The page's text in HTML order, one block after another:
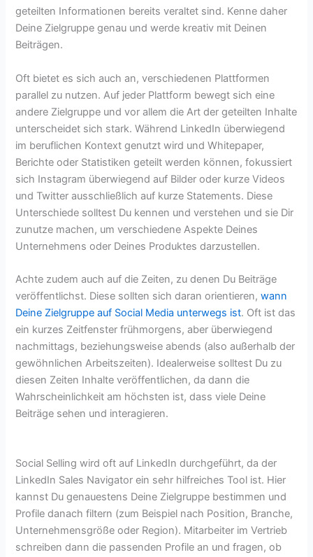
geteilten Informationen bereits veraltet sind. Kenne daher
Deine Zielgruppe genau und werde kreativ mit Deinen
Beiträgen.
Oft bietet es sich auch an, verschiedenen Plattformen
parallel zu nutzen. Auf jeder Plattform bewegt sich eine
andere Zielgruppe und vor allem die Art der geteilten Inhalte
unterscheidet sich stark. Während LinkedIn überwiegend
im beruflichen Kontext genutzt wird und Whitepaper,
Berichte oder Statistiken geteilt werden können, fokussiert
sich Instagram überwiegend auf Bilder oder kurze Videos
und Twitter ausschließlich auf kurze Statements. Diese
Unterschiede solltest Du kennen und verstehen und sie Dir
zunutze machen, um verschiedene Aspekte Deines
Unternehmens oder Deines Produktes darzustellen.
Achte zudem auch auf die Zeiten, zu denen Du Beiträge
veröffentlichst. Diese sollten sich daran orientieren, wann
Deine Zielgruppe auf Social Media unterwegs ist. Oft ist das
ein kurzes Zeitfenster frühmorgens, aber überwiegend
nachmittags, beziehungsweise abends (also außerhalb der
gewöhnlichen Arbeitszeiten). Idealerweise solltest Du zu
diesen Zeiten Inhalte veröffentlichen, da dann die
Wahrscheinlichkeit am höchsten ist, dass viele Deine
Beiträge sehen und interagieren.
Social Selling wird oft auf LinkedIn durchgeführt, da der
LinkedIn Sales Navigator ein sehr hilfreiches Tool ist. Hier
kannst Du genauestens Deine Zielgruppe bestimmen und
Profile danach filtern (zum Beispiel nach Position, Branche,
Unternehmensgröße oder Region). Mitarbeiter im Vertrieb
schreiben dann die passenden Profile an und fragen, ob